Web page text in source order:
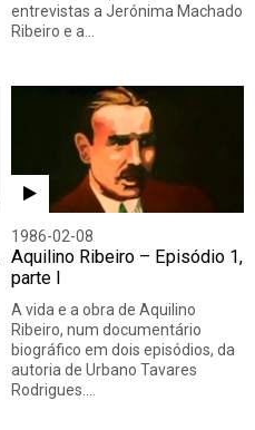
entrevistas a Jerónima Machado
Ribeiro e a…
1986-02-08
Aquilino Ribeiro – Episódio 1,
parte I
A vida e a obra de Aquilino
Ribeiro, num documentário
biográfico em dois episódios, da
autoria de Urbano Tavares
Rodrigues.…